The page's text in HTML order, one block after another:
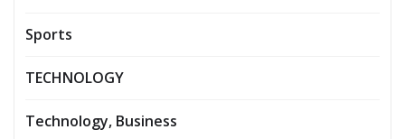
Sports
TECHNOLOGY
Technology, Business